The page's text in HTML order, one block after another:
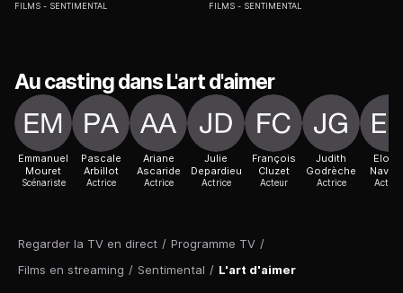
Regarder la TV en direct / Programme TV /
Films en streaming / Sentimental / L'art d'aimer
FILMS SENTIMENTAL FILMS SENTIMENTAL
Au casting dans L'art d'aimer
Emmanuel
Mouret
Scénariste
Pascale
Arbillot
Actrice
Ariane
Ascaride
Actrice
Julie
Depardieu
Actrice
François
Cluzet
Acteur
Judith
Godrèche
Actrice Actrice